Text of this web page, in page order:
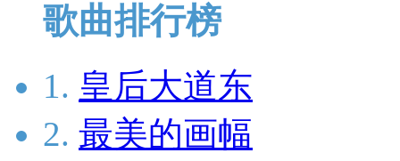
歌曲排行榜
1. 皇后大道东
2. 最美的画幅